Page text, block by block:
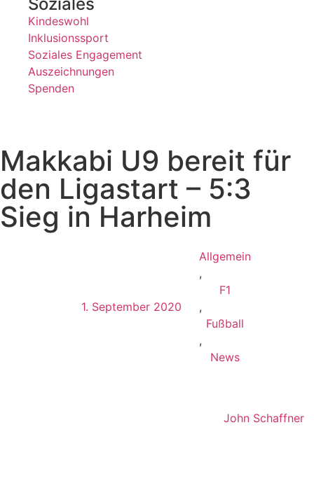
Kindeswohl
Inklusionssport
Soziales Engagement
Auszeichnungen
Spenden
Makkabi U9 bereit für
den Ligastart – 5:3
Sieg in Harheim
1. September 2020
Allgemein
,
F1
,
Fußball
,
News
John Schaffner